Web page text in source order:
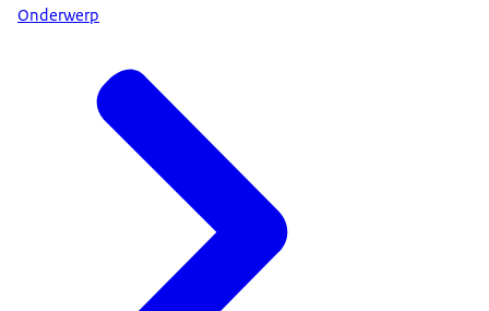
Onderwerp